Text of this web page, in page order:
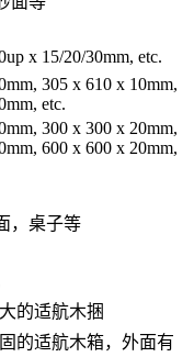
x 15/20/30mm, etc.
305 x 610 x 10mm,
etc.
300 x 300 x 20mm,
600 x 600 x 20mm,
，桌子等
的适航木捆
的适航木箱，外面有